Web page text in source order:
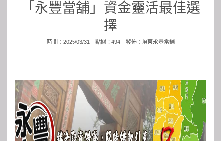
「永豐當舖」資金靈活最佳選
擇
時間：2025/03/31 點閱：494 發佈： 屏東永豐當舖